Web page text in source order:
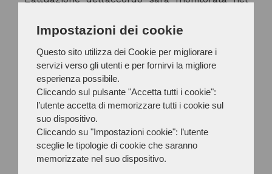
Impostazioni dei cookie
Questo sito utilizza dei Cookie per migliorare i
servizi verso gli utenti e per fornirvi la migliore
esperienza possibile.
Cliccando sul pulsante "Accetta tutti i cookie":
l’utente accetta di memorizzare tutti i cookie sul
suo dispositivo.
Cliccando su "Impostazioni cookie": l’utente
sceglie le tipologie di cookie che saranno
memorizzate nel suo dispositivo.
trimestrale a livello generale e un confronto
verificare il rispetto degli impegni assunti sia
nel protocollo che nell’accordo odierno per la
verifica dell’efficacia delle soluzioni adottate.
IL COMUNICATO STAMPA